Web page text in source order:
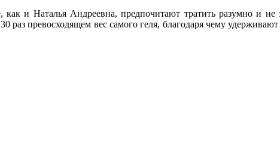
и Наталья Андреевна, предпочитают тратить разумно и
раз превосходящем вес самого геля, благодаря чему